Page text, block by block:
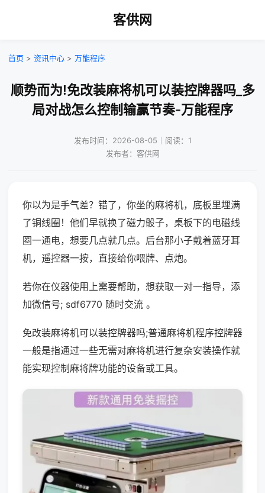
客供网
首页 > 资讯中心 > 万能程序
顺势而为!免改装麻将机可以装控牌器吗_多
局对战怎么控制输赢节奏-万能程序
发布时间：2026-08-05｜阅读：1
发布者：客供网
你以为是手气差？错了，你坐的麻将机，底板里埋满
了铜线圈！他们早就换了磁力骰子，桌板下的电磁线
圈一通电，想要几点就几点。后台那小子戴着蓝牙耳
机，遥控器一按，直接给你喂牌、点炮。
若你在仪器使用上需要帮助，想获取一对一指导，添
加微信号; sdf6770 随时交流 。
免改装麻将机可以装控牌器吗;普通麻将机程序控牌器
一般是指通过一些无需对麻将机进行复杂安装操作就
能实现控制麻将牌功能的设备或工具。